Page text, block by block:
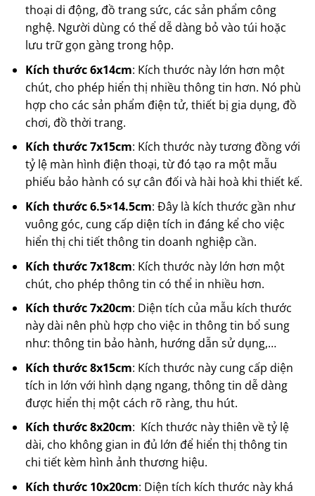
thoại di động, đồ trang sức, các sản phẩm công
nghệ. Người dùng có thể dễ dàng bỏ vào túi hoặc
lưu trữ gọn gàng trong hộp.
Kích thước 6x14cm: Kích thước này lớn hơn một
chút, cho phép hiển thị nhiều thông tin hơn. Nó phù
hợp cho các sản phẩm điện tử, thiết bị gia dụng, đồ
chơi, đồ thời trang.
Kích thước 7x15cm: Kích thước này tương đồng với
tỷ lệ màn hình điện thoại, từ đó tạo ra một mẫu
phiếu bảo hành có sự cân đối và hài hoà khi thiết kế.
Kích thước 6.5×14.5cm: Đây là kích thước gần như
vuông góc, cung cấp diện tích in đáng kể cho việc
hiển thị chi tiết thông tin doanh nghiệp cần.
Kích thước 7x18cm: Kích thước này lớn hơn một
chút, cho phép thông tin có thể in nhiều hơn.
Kích thước 7x20cm: Diện tích của mẫu kích thước
này dài nên phù hợp cho việc in thông tin bổ sung
như: thông tin bảo hành, hướng dẫn sử dụng,…
Kích thước 8x15cm: Kích thước này cung cấp diện
tích in lớn với hình dạng ngang, thông tin dễ dàng
được hiển thị một cách rõ ràng, thu hút.
Kích thước 8x20cm: Kích thước này thiên về tỷ lệ
dài, cho không gian in đủ lớn để hiển thị thông tin
chi tiết kèm hình ảnh thương hiệu.
Kích thước 10x20cm: Diện tích kích thước này khá